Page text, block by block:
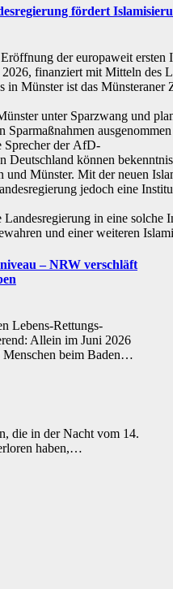
fördert
der europaweit ersten
finanziert mit Mitteln des
in Münster ist das
unter Sparzwang und
Sprecher der AfD-
können
Münster. Mit der neuen
jedoch eine
in eine
und einer weiteren
– NRW verschläft
Lebens-Rettungs-
Allein im Juni 2026
Menschen beim Baden…
die in der Nacht vom 14.
haben,…